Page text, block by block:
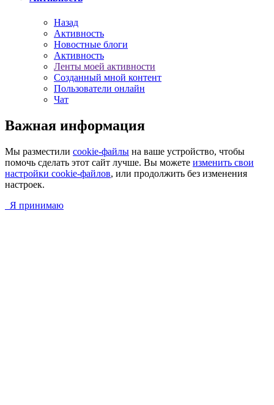
Назад
Активность
Новостные блоги
Активность
Ленты моей активности
Созданный мной контент
Пользователи онлайн
Чат
Важная информация
Мы разместили cookie-файлы на ваше устройство, чтобы
помочь сделать этот сайт лучше. Вы можете изменить свои
настройки cookie-файлов, или продолжить без изменения
настроек.
Я принимаю